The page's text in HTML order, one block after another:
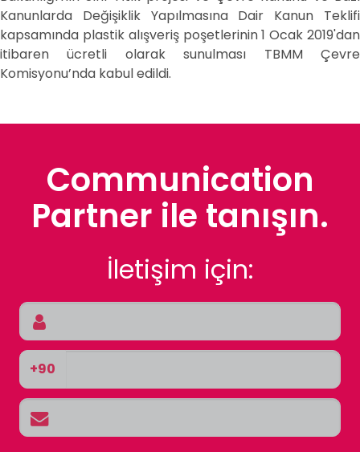
Kanunlarda Değişiklik Yapılmasına Dair Kanun Teklifi
kapsamında plastik alışveriş poşetlerinin 1 Ocak 2019'dan
itibaren ücretli olarak sunulması TBMM Çevre
Komisyonu’nda kabul edildi.
Communication
Partner ile tanışın.
İletişim için:
+90